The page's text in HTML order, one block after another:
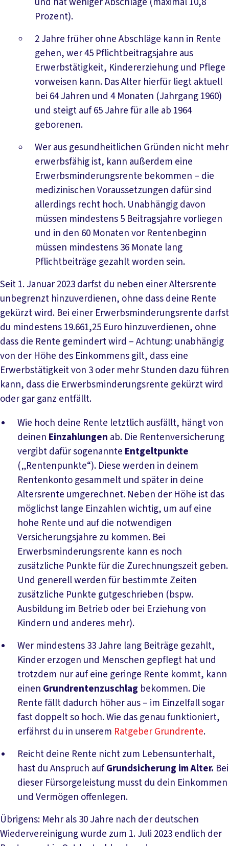
Prozent).
2 Jahre früher ohne Abschläge kann in Rente
gehen, wer 45 Pflichtbeitragsjahre aus
Erwerbstätigkeit, Kindererziehung und Pflege
vorweisen kann. Das Alter hierfür liegt aktuell
bei 64 Jahren und 4 Monaten (Jahrgang 1960)
und steigt auf 65 Jahre für alle ab 1964
geborenen.
Wer aus gesundheitlichen Gründen nicht mehr
erwerbsfähig ist, kann außerdem eine
Erwerbsminderungsrente bekommen – die
medizinischen Voraussetzungen dafür sind
allerdings recht hoch. Unabhängig davon
müssen mindestens 5 Beitragsjahre vorliegen
und in den 60 Monaten vor Rentenbeginn
müssen mindestens 36 Monate lang
Pflichtbeiträge gezahlt worden sein.
Seit 1. Januar 2023 darfst du neben einer Altersrente
unbegrenzt hinzuverdienen, ohne dass deine Rente
gekürzt wird. Bei einer Erwerbsminderungsrente darfst
du mindestens 19.661,25 Euro hinzuverdienen, ohne
dass die Rente gemindert wird – Achtung: unabhängig
von der Höhe des Einkommens gilt, dass eine
Erwerbstätigkeit von 3 oder mehr Stunden dazu führen
kann, dass die Erwerbsminderungsrente gekürzt wird
oder gar ganz entfällt.
Wie hoch deine Rente letztlich ausfällt, hängt von
deinen Einzahlungen ab. Die Rentenversicherung
vergibt dafür sogenannte Entgeltpunkte
(„Rentenpunkte“). Diese werden in deinem
Rentenkonto gesammelt und später in deine
Altersrente umgerechnet. Neben der Höhe ist das
möglichst lange Einzahlen wichtig, um auf eine
hohe Rente und auf die notwendigen
Versicherungsjahre zu kommen. Bei
Erwerbsminderungsrente kann es noch
zusätzliche Punkte für die Zurechnungszeit geben.
Und generell werden für bestimmte Zeiten
zusätzliche Punkte gutgeschrieben (bspw.
Ausbildung im Betrieb oder bei Erziehung von
Kindern und anderes mehr).
Wer mindestens 33 Jahre lang Beiträge gezahlt,
Kinder erzogen und Menschen gepflegt hat und
trotzdem nur auf eine geringe Rente kommt, kann
einen Grundrentenzuschlag bekommen. Die
Rente fällt dadurch höher aus – im Einzelfall sogar
fast doppelt so hoch. Wie das genau funktioniert,
erfährst du in unserem Ratgeber Grundrente.
Reicht deine Rente nicht zum Lebensunterhalt,
hast du Anspruch aufGrundsicherung im Alter. Bei
dieser Fürsorgeleistung musst du dein Einkommen
und Vermögen offenlegen.
Übrigens: Mehr als 30 Jahre nach der deutschen
Wiedervereinigung wurde zum 1. Juli 2023 endlich der